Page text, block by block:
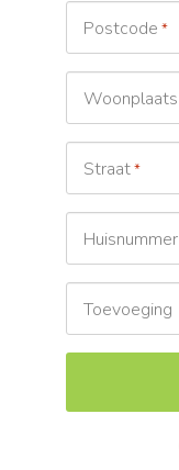
Postcode *
Woonplaats
Straat*
Huisnummer
Toevoeging